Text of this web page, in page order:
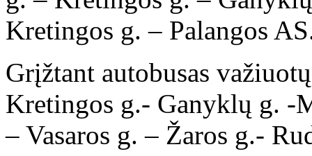
Kretingos g. – Palangos
Grįžtant autobusas
Kretingos g.- Ganyklų g. -
– Vasaros g. – Žaros g.-